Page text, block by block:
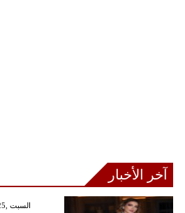
آخر الأخبار
GMT 08:56 2026 السبت ,25 تموز / يوليو